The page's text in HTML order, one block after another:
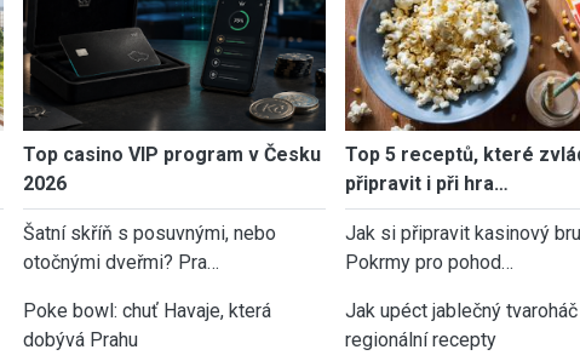
Top casino VIP program v Česku
2026
Šatní skříň s posuvnými, nebo
otočnými dveřmi? Pra…
Poke bowl: chuť Havaje, která
dobývá Prahu
Top 5 receptů, které
připravit i při hra…
Jak si připravit kasinový
Pokrmy pro pohod…
Jak upéct jablečný
regionální recepty